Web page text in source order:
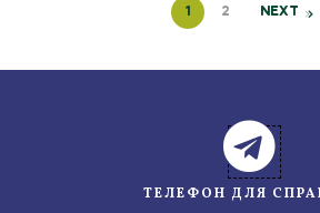
1 2 NEXT
ТЕЛЕФОН ДЛЯ